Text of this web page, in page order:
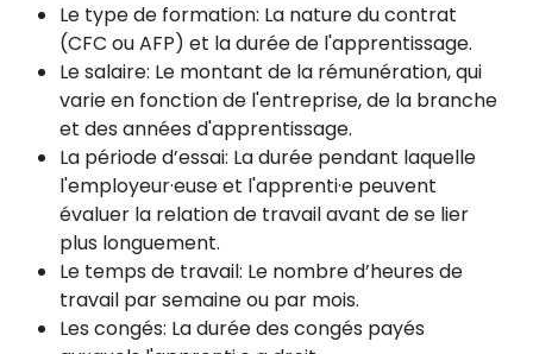
Le type de formation: La nature du contrat
(CFC ou AFP) et la durée de l'apprentissage.
Le salaire: Le montant de la rémunération, qui
varie en fonction de l'entreprise, de la branche
et des années d'apprentissage.
La période d’essai: La durée pendant laquelle
l'employeur·euse et l'apprenti·e peuvent
évaluer la relation de travail avant de se lier
plus longuement.
Le temps de travail: Le nombre d’heures de
travail par semaine ou par mois.
Les congés: La durée des congés payés